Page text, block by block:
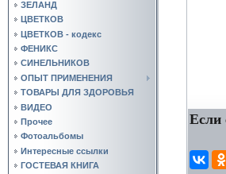
ЗЕЛАНД
ЦВЕТКОВ
ЦВЕТКОВ - кодекс
ФЕНИКС
СИНЕЛЬНИКОВ
ОПЫТ ПРИМЕНЕНИЯ
ТОВАРЫ ДЛЯ ЗДОРОВЬЯ
ВИДЕО
Прочее
Фотоальбомы
Интересные ссылки
ГОСТЕВАЯ КНИГА
Если